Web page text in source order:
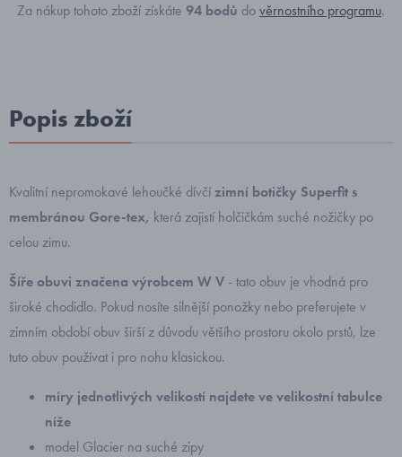
Za nákup tohoto zboží získáte 94 bodů dověrnostního programu.
Popis zboží
Kvalitní nepromokavé lehoučké dívčízimní botičky Superfit s
membránou Gore-tex, která zajistí holčičkám suché nožičky po
celou zimu.
Šíře obuvi značena výrobcem W V - tato obuv je vhodná pro
široké chodidlo. Pokud nosíte silnější ponožky nebo preferujete v
zimním období obuv širší z důvodu většího prostoru okolo prstů, lze
tuto obuv používat i pro nohu klasickou.
míry jednotlivých velikostí najdete ve velikostní tabulce
níže
model Glacier na suché zipy